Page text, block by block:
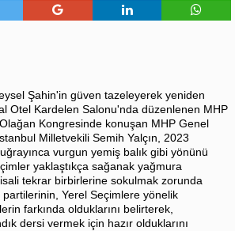
Şahin'in güven tazeleyerek yeniden
Otel Kardelen Salonu'nda düzenlenen MHP
Kongresinde konuşan MHP Genel
Milletvekili Semih Yalçın, 2023
vurgun yemiş balık gibi yönünü
yaklaştıkça sağanak yağmura
tekrar birbirlerine sokulmak zorunda
Yerel Seçimlere yönelik
farkında olduklarını belirterek,
dersi vermek için hazır olduklarını